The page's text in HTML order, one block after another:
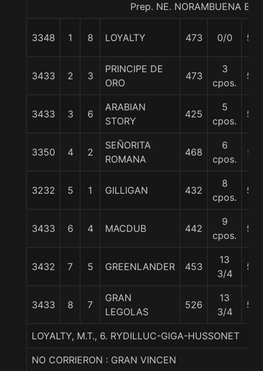
Prep. NE. NORAMBUENA B.
3348 1 8 LOYALTY 473 0/0 56
3433 2 3
PRINCIPE DE
ORO
473
3
cpos.
59
3433 3 6
ARABIAN
STORY
425
5
cpos.
58
3350 4 2
SEÑORITA
ROMANA
468
6
cpos.
57
3232 5 1 GILLIGAN 432
8
cpos.
55
3433 6 4 MACDUB 442
9
cpos.
56
3432 7 5 GREENLANDER 453
13
3/4
59
3433 8 7
GRAN
LEGOLAS
526
13
3/4
56
LOYALTY, M.T., 6. RYDILLUC-GIGA-HUSSONET
NO CORRIERON : GRAN VINCEN